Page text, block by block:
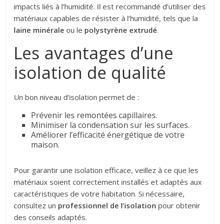
impacts liés à l’humidité. Il est recommandé d’utiliser des
matériaux capables de résister à l’humidité, tels que la
laine minérale ou le polystyrène extrudé.
Les avantages d’une
isolation de qualité
Un bon niveau d’isolation permet de :
Prévenir les remontées capillaires.
Minimiser la condensation sur les surfaces.
Améliorer l’efficacité énergétique de votre
maison.
Pour garantir une isolation efficace, veillez à ce que les
matériaux soient correctement installés et adaptés aux
caractéristiques de votre habitation. Si nécessaire,
consultez un professionnel de l’isolation pour obtenir
des conseils adaptés.